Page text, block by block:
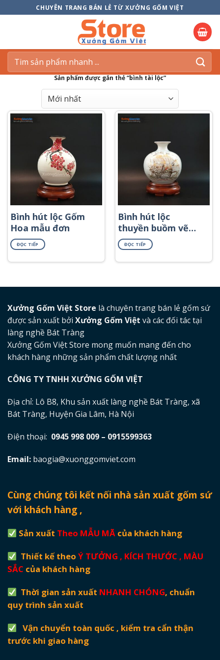
to
CHUYÊN TRANG BÁN LẺ TỪ XƯỞNG GỐM VIỆT
Tìm
kiếm:
Sản phẩm được gắn thẻ “bình tài lộc”
Bình hút lộc Gốm
Hoa mẫu đơn
ĐỌC TIẾP
Bình hút lộc
thuyền buồm vẽ
vàng in logo
ĐỌC TIẾP
Xưởng Gốm Việt Store là chuyên trang bán lẻ gốm sứ
được sản xuất bởi Xưởng Gốm Việt và các đối tác tại
làng nghề Bát Tràng
Xưởng Gốm Việt Store mong muốn mang đến cho
khách hàng những sản phẩm chất lượng nhất
CÔNG TY TNHH XƯỞNG GỐM VIỆT
Địa chỉ: Lô B8, Khu sản xuất làng nghề Bát Tràng, xã
Bát Tràng, Huyện Gia Lâm, Hà Nội
Điện thoại: 0945 998 009 – 0915599363
Email: baogia@xuonggomviet.com
Cùng chúng tôi kết nối nhà sản xuất gốm sứ
với khách hàng ,
Sản xuất Theo MẪU MÃ của khách hàng
Thiết kế theoÝ TƯỞNG , KÍCH THƯỚC , MÀU
SẮC của khách hàng
Thời gian sản xuất NHANH CHÓNG, chuẩn
quy trình sản xuất
Vận chuyển toàn quốc , kiểm tra cẩn thận
trước khi giao hàng